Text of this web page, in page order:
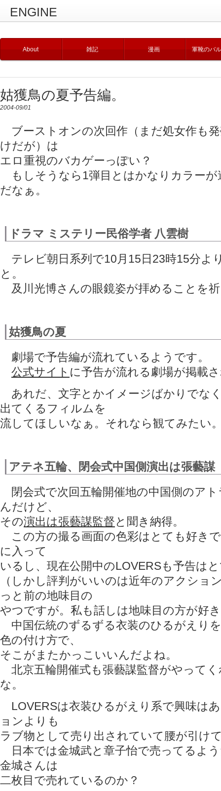
ENGINE
About 雑記 漫画 軍靴のバ
姑獲鳥の夏予告編。
2004-09/01
ブーストオンの次回作（まだ処女作も
けだが）は
エロ重視のバカゲーっぽい？
もしそうなら1弾目とはかなりカラーが
だなぁ。
ドラマ ミステリー民俗学者 八雲樹
テレビ朝日系列で10月15日23時15分よ
と。
及川光博さんの眼鏡姿が拝めることを
姑獲鳥の夏
劇場で予告編が流れているようです。
公式サイト に予告が流れる劇場が掲載
あれだ、文字とかイメージばかりでな
出てくるフィルムを
流してほしいなぁ。それなら観てみたい
アテネ五輪、閉会式中国側演出は張藝謀
閉会式で次回五輪開催地の中国側のア
んだけど、
その演出は張藝謀監督と聞き納得。
この方の撮る画面の色彩はとても好き
に入って
いるし、現在公開中のLOVERSも予告は
（しかし評判がいいのは近年のアクショ
っと前の地味目の
やつですが。私も話しは地味目の方が好
中国伝統のずるずる衣装のひるがえり
色の付け方で、
そこがまたかっこいいんだよね。
北京五輪開催式も張藝謀監督がやって
な。
LOVERSは衣装ひるがえり系で興味は
ョンよりも
ラブ物として売り出されていて腰が引け
日本では金城武と章子怡で売ってるよ
金城さんは
二枚目で売れているのか？